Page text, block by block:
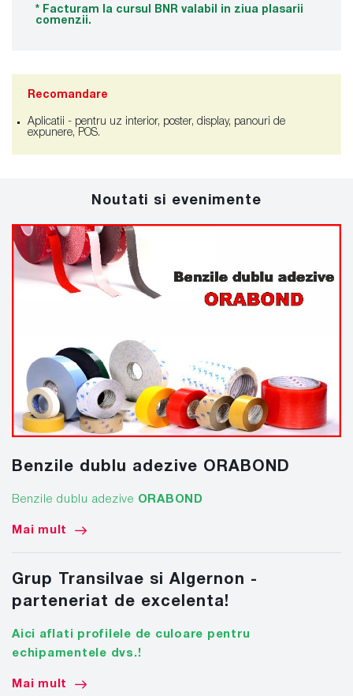
* Facturam la cursul BNR valabil in ziua plasarii
comenzii.
Recomandare
Aplicatii - pentru uz interior, poster, display, panouri de
expunere, POS.
Noutati si evenimente
Benzile dublu adezive ORABOND
Benzile dublu adezive ORABOND
Mai mult
Grup Transilvae si Algernon -
parteneriat de excelenta!
Aici aflati profilele de culoare pentru
echipamentele dvs.!
Mai mult